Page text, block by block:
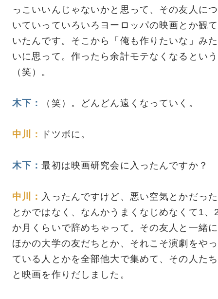
っこいいんじゃないかと思って、その友人につ
いていっていろいろヨーロッパの映画とか観て
いたんです。そこから「俺も作りたいな」みた
いに思って。作ったら余計モテなくなるという
（笑）。
木下： （笑）。どんどん遠くなっていく。
中川： ドツボに。
木下：最初は映画研究会に入ったんですか？
中川： 入ったんですけど、悪い空気とかだった
とかではなく、なんかうまくなじめなくて1、
か月くらいで辞めちゃって。その友人と一緒に
ほかの大学の友だちとか、それこそ演劇をやっ
ている人とかを全部他大で集めて、その人たち
と映画を作りだしました。